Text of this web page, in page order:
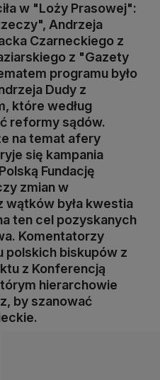
w "Loży Prasowej":
Andrzeja
Czarneckiego z
z "Gazety
programu było
Dudy z
które według
reformy sądów.
na temat afery
się kampania
Fundację
zmian w
była kwestia
ten cel pozyskanych
Komentatorzy
polskich biskupów z
z Konferencją
hierarchowie
by szanować